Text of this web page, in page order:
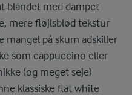
blandet med dampet
mere fløjlsblød tekstur
mangel på skum adskiller
som cappuccino eller
(og meget seje)
klassiske flat white